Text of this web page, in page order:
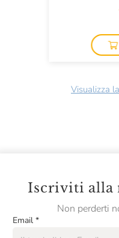
Visualizza
Iscriviti alla
Non perderti
Email *